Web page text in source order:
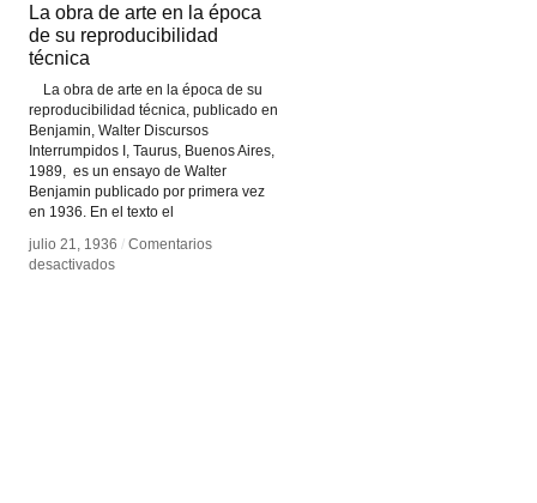
La obra de arte en la época
de su reproducibilidad
técnica
La obra de arte en la época de su
reproducibilidad técnica, publicado en
Benjamin, Walter Discursos
Interrumpidos I, Taurus, Buenos Aires,
1989, es un ensayo de Walter
Benjamin publicado por primera vez
en 1936. En el texto el
julio 21, 1936 / Comentarios
desactivadosen
La obra de arte en la época
de su reproducibilidad
técnica
julio 21, 1936 / Comentarios
desactivadosen